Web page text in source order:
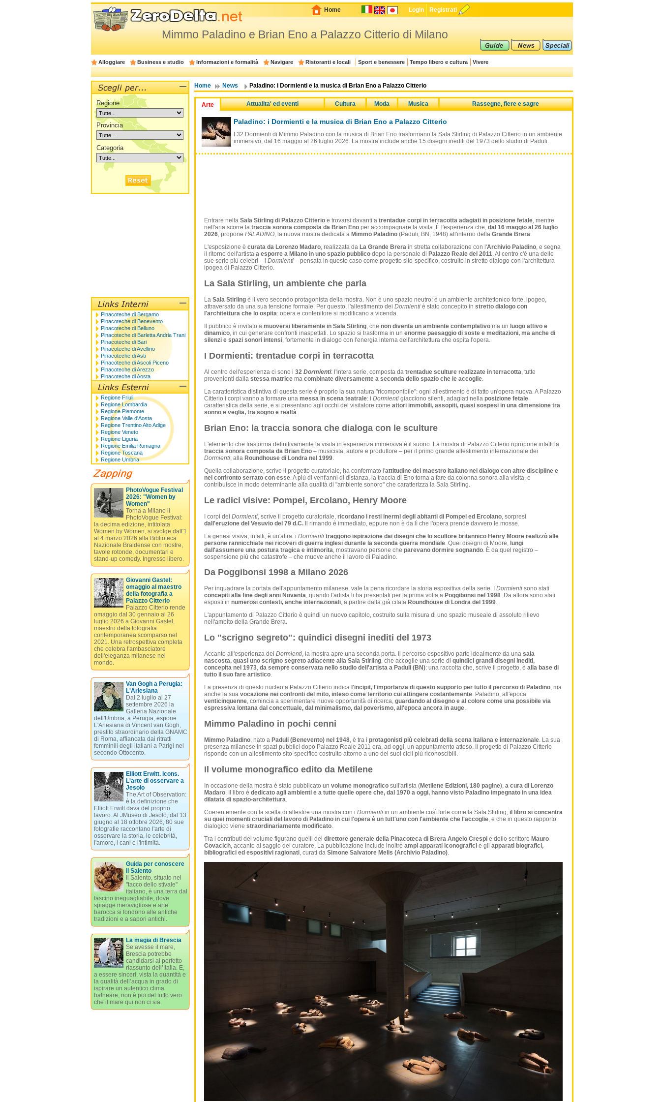
Home Login Registrati
Mimmo Paladino e Brian Eno a Palazzo Citterio di Milano
Alloggiare Business e studio Informazioni e formalità Navigare Ristoranti e locali Sport e benessere Tempo libero e cultura Vivere
Home News Paladino: i Dormienti e la musica di Brian Eno a Palazzo Citterio
Arte Attualita' ed eventi Cultura Moda Musica Rassegne, fiere e sagre
Paladino: i Dormienti e la musica di Brian Eno a Palazzo Citterio
I 32 Dormienti di Mimmo Paladino con la musica di Brian Eno trasformano la Sala Stirling di Palazzo Citterio in un ambiente
immersivo, dal 16 maggio al 26 luglio 2026. La mostra include anche 15 disegni inediti del 1973 dello studio di Paduli.
Entrare nella Sala Stirling di Palazzo Citterioe trovarsi davanti a trentadue corpi in terracotta adagiati in posizione fetale, mentre
nell'aria scorre la traccia sonora composta da Brian Enoper accompagnare la visita. È l'esperienza che, dal 16 maggio al 26 luglio
2026, propone PALADINO, la nuova mostra dedicata a Mimmo Paladino(Paduli, BN, 1948) all'interno della Grande Brera.
L'esposizione è curata da Lorenzo Madaro, realizzata da La Grande Brerain stretta collaborazione con l'Archivio Paladino, e segna
il ritorno dell'artista a esporre a Milano in uno spazio pubblicodopo la personale di Palazzo Reale del 2011. Al centro c'è una delle
sue serie più celebri – i Dormienti– pensata in questo caso come progetto sito-specifico, costruito in stretto dialogo con l'architettura
ipogea di Palazzo Citterio.
La Sala Stirling, un ambiente che parla
La Sala Stirlingè il vero secondo protagonista della mostra. Non è uno spazio neutro: è un ambiente architettonico forte, ipogeo,
attraversato da una sua tensione formale. Per questo, l'allestimento dei Dormientiè stato concepito in stretto dialogo con
l'architettura che lo ospita: opera e contenitore si modificano a vicenda.
Il pubblico è invitato a muoversi liberamente in Sala Stirling, che non diventa un ambiente contemplativoma un luogo attivo e
dinamico, in cui generare confronti inaspettati. Lo spazio si trasforma in un enorme paesaggio di soste e meditazioni, ma anche di
silenzi e spazi sonori intensi, fortemente in dialogo con l'energia interna dell'architettura che ospita l'opera.
I Dormienti: trentadue corpi in terracotta
Al centro dell'esperienza ci sono i 32 Dormienti: l'intera serie, composta da trentadue sculture realizzate in terracotta , tutte
provenienti dalla stessa matricema combinate diversamente a seconda dello spazio che le accoglie.
La caratteristica distintiva di questa serie è proprio la sua natura "ricomponibile": ogni allestimento è di fatto un'opera nuova. A Palazzo
Citterio i corpi vanno a formare una messa in scena teatrale: i Dormientigiacciono silenti, adagiati nella posizione fetale
caratteristica della serie, e si presentano agli occhi del visitatore come attori immobili, assopiti, quasi sospesi in una dimensione tra
sonno e veglia, tra sogno e realtà
Brian Eno: la traccia sonora che dialoga con le sculture
L'elemento che trasforma definitivamente la visita in esperienza immersiva è il suono. La mostra di Palazzo Citterio ripropone infatti la
traccia sonora composta da Brian Eno– musicista, autore e produttore – per il primo grande allestimento internazionale dei
Dormienti, alla Roundhouse di Londra nel 1999.
Quella collaborazione, scrive il progetto curatoriale, ha confermato l'attitudine del maestro italiano nel dialogo con altre discipline e
nel confronto serrato con esse. A più di vent'anni di distanza, la traccia di Eno torna a fare da colonna sonora alla visita, e
contribuisce in modo determinante alla qualità di "ambiente sonoro" che caratterizza la Sala Stirling.
Le radici visive: Pompei, Ercolano, Henry Moore
I corpi dei Dormienti, scrive il progetto curatoriale, ricordano i resti inermi degli abitanti di Pompei ed Ercolano, sorpresi
dall'eruzione del Vesuvio del 79 d.C.Il rimando è immediato, eppure non è da lì che l'opera prende davvero le mosse.
La genesi visiva, infatti, è un'altra: i Dormienti traggono ispirazione dai disegni che lo scultore britannico Henry Moore realizzò alle
persone rannicchiate nei ricoveri di guerra inglesi durante la seconda guerra mondiale. Quei disegni di Moore, lungi
dall'assumere una postura tragica e intimorita , mostravano persone che parevano dormire sognando. È da quel registro –
sospensione più che catastrofe – che muove anche il lavoro di Paladino.
Da Poggibonsi 1998 a Milano 2026
Per inquadrare la portata dell'appuntamento milanese, vale la pena ricordare la storia espositiva della serie. I Dormientisono stati
concepiti alla fine degli anni Novanta, quando l'artista li ha presentati per la prima volta a Poggibonsi nel 1998. Da allora sono stati
esposti in numerosi contesti, anche internazionali, a partire dalla già citata Roundhouse di Londra del 1999.
L'appuntamento di Palazzo Citterio è quindi un nuovo capitolo, costruito sulla misura di uno spazio museale di assoluto rilievo
nell'ambito della Grande Brera.
Lo "scrigno segreto": quindici disegni inediti del 1973
Accanto all'esperienza dei Dormienti, la mostra apre una seconda porta. Il percorso espositivo parte idealmente da una sala
nascosta, quasi uno scrigno segreto adiacente alla Sala Stirling, che accoglie una serie di quindici grandi disegni inediti,
concepita nel 1973, da sempre conservata nello studio dell'artista a Paduli (BN): una raccolta che, scrive il progetto, è alla base di
tutto il suo fare artistico.
La presenza di questo nucleo a Palazzo Citterio indica l'incipit, l'importanza di questo supporto per tutto il percorso di Paladino, ma
anche la sua vocazione nei confronti del mito, inteso come territorio cui attingere costantemente. Paladino, all'epoca
venticinquenne, comincia a sperimentare nuove opportunità di ricerca, guardando al disegno e al colore come una possibile via
espressiva lontana dal concettuale, dal minimalismo, dal poverismo, all'epoca ancora in auge.
Mimmo Paladino in pochi cenni
Mimmo Paladino, nato a Paduli (Benevento) nel 1948, è tra i protagonisti più celebrati della scena italiana e internazionale. La sua
presenza milanese in spazi pubblici dopo Palazzo Reale 2011 era, ad oggi, un appuntamento atteso. Il progetto di Palazzo Citterio
risponde con un allestimento sito-specifico costruito attorno a uno dei suoi cicli più riconoscibili.
Il volume monografico edito da Metilene
In occasione della mostra è stato pubblicato un volume monograficosull'artista (Metilene Edizioni, 180 pagine), a cura di Lorenzo
Madaro. Il libro è dedicato agli ambienti e a tutte quelle opere che, dal 1970 a oggi, hanno visto Paladino impegnato in una idea
dilatata di spazio-architettura.
Coerentemente con la scelta di allestire una mostra con i Dormientiin un ambiente così forte come la Sala Stirling, il libro si concentra
su quei momenti cruciali del lavoro di Paladino in cui l'opera è un tutt'uno con l'ambiente che l'accoglie, e che in questo rapporto
dialogico viene straordinariamente modificato.
Tra i contributi del volume figurano quelli del direttore generale della Pinacoteca di Brera Angelo Crespie dello scrittore Mauro
Covacich, accanto al saggio del curatore. La pubblicazione include inoltre ampi apparati iconograficie gli apparati biografici,
bibliografici ed espositivi ragionati, curati da Simone Salvatore Melis (Archivio Paladino).
Regione
Provincia
Categoria
Pinacoteche di Bergamo
Pinacoteche di Benevento
Pinacoteche di Belluno
Pinacoteche di Barletta Andria Trani
Pinacoteche di Bari
Pinacoteche di Avellino
Pinacoteche di Asti
Pinacoteche di Ascoli Piceno
Pinacoteche di Arezzo
Pinacoteche di Aosta
Regione Friuli
Regione Lombardia
Regione Piemonte
Regione Valle d'Aosta
Regione Trentino Alto Adige
Regione Veneto
Regione Liguria
Regione Emilia Romagna
Regione Toscana
Regione Umbria
PhotoVogue Festival
2026: "Women by
Women"
Torna a Milano il
PhotoVogue Festival:
la decima edizione, intitolata
Women by Women, si svolge dall'1
al 4 marzo 2026 alla Biblioteca
Nazionale Braidense con mostre,
tavole rotonde, documentari e
stand-up comedy. Ingresso libero.
Giovanni Gastel:
omaggio al maestro
della fotografia a
Palazzo Citterio
Palazzo Citterio rende
omaggio dal 30 gennaio al 26
luglio 2026 a Giovanni Gastel,
maestro della fotografia
contemporanea scomparso nel
2021. Una retrospettiva completa
che celebra l'ambasciatore
dell'eleganza milanese nel
mondo.
Van Gogh a Perugia:
L'Arlesiana
Dal 2 luglio al 27
settembre 2026 la
Galleria Nazionale
dell'Umbria, a Perugia, espone
L'Arlesiana di Vincent van Gogh,
prestito straordinario della GNAMC
di Roma, affiancata dai ritratti
femminili degli italiani a Parigi nel
secondo Ottocento.
Elliott Erwitt. Icons.
L'arte di osservare a
Jesolo
The Art of Observation:
è la definizione che
Elliott Erwitt dava del proprio
lavoro. Al JMuseo di Jesolo, dal 13
giugno al 18 ottobre 2026, 80 sue
fotografie raccontano l'arte di
osservare la storia, le celebrità,
l'amore, i cani e l'intimità.
Guida per conoscere
il Salento
Il Salento, situato nel
"tacco dello stivale"
italiano, è una terra dal
fascino ineguagliabile, dove
spiagge meravigliose e arte
barocca si fondono alle antiche
tradizioni e a sapori antichi.
La magia di Brescia
Se avesse il mare,
Brescia potrebbe
candidarsi al perfetto
riassunto dell’Italia. E,
a essere sinceri, vista la quantità e
la qualità dell’acqua in grado di
ispirare un autentico clima
balneare, non è poi del tutto vero
che il mare qui non ci sia.